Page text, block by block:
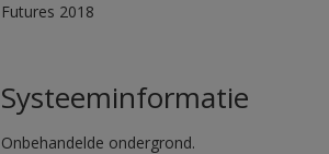
Futures 2018
Systeeminformatie
Onbehandelde ondergrond.